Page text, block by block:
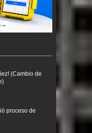
(Cambio de
proceso de